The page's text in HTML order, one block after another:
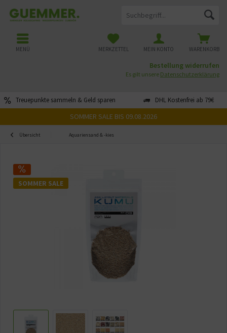
Treuepunkte sammeln & Geld sparen DHL Kostenfrei ab 79€
WARENKORB
MERKZETTEL MEIN KONTO
MENÜ
Bestellung widerrufen
Es gilt unsere Datenschutzerklärung
SOMMER SALE BIS 09.08.2026
Übersicht Aquariensand & -kies
SOMMER SALE